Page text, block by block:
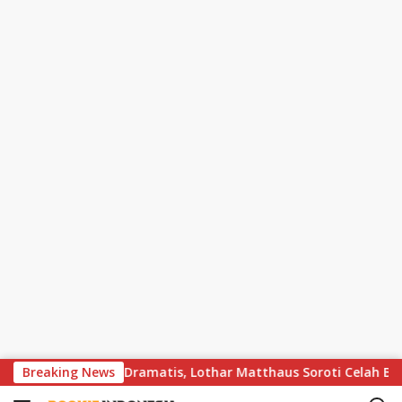
k
Breaking News
Bayern Berakhir Dramatis, Lothar Matthaus Soroti Celah